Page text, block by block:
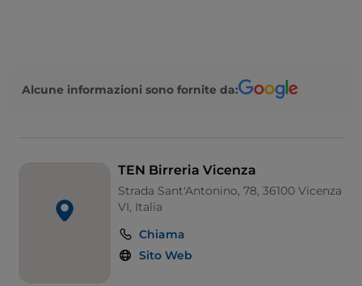
Alcune informazioni sono fornite da:
TEN Birreria Vicenza
Strada Sant'Antonino, 78, 36100 Vicenza
VI, Italia
Chiama
Sito Web